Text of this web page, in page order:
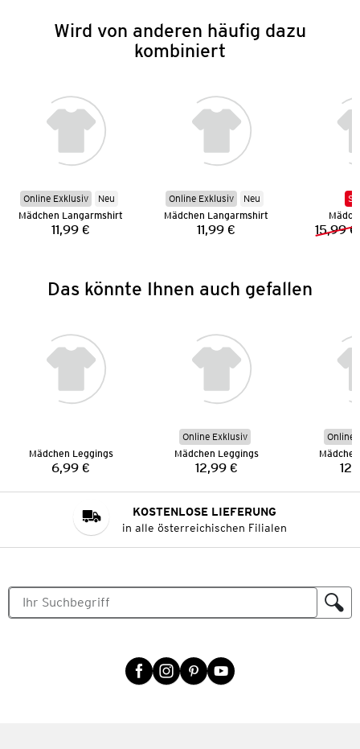
Wird von anderen häufig dazu
kombiniert
Online Exklusiv
Neu
Mädchen Langarmshirt
Preis:
11,99 €
Online Exklusiv
Neu
Mädchen Langarmshirt
Preis:
11,99 € 15,99 €
Das könnte Ihnen auch gefallen
Mädchen Leggings
Preis:
6,99 €
Online Exklusiv
Mädchen Leggings
Preis:
12,99 €
Online
KOSTENLOSE LIEFERUNG
in alle österreichischen Filialen